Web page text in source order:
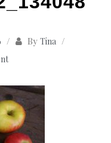
By Tina